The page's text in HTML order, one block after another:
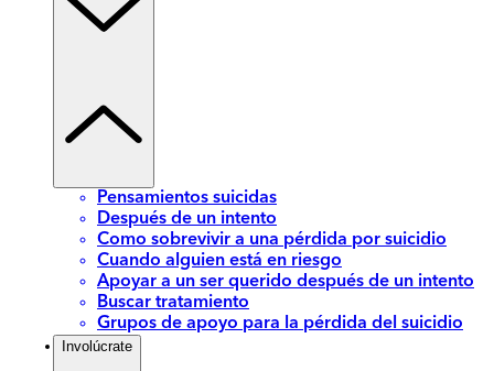
Pensamientos suicidas
Después de un intento
Como sobrevivir a una pérdida por suicidio
Cuando alguien está en riesgo
Apoyar a un ser querido después de un intento
Buscar tratamiento
Grupos de apoyo para la pérdida del suicidio
Involúcrate